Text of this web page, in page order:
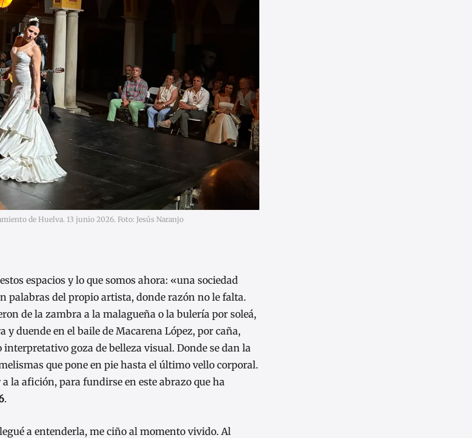
de Huelva. 13 junio 2026. Foto: Jesús Naranjo
espacios y lo que somos ahora: «una sociedad
palabras del propio artista, donde razón no le falta.
de la zambra a la malagueña o la bulería por soleá,
duende en el baile de Macarena López, por caña,
goza de belleza visual. Donde se dan la
que pone en pie hasta el último vello corporal.
la afición, para fundirse en este abrazo que ha
.
a entenderla, me ciño al momento vivido. Al